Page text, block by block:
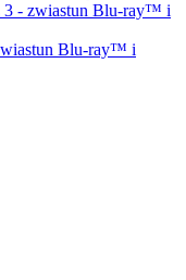
- zwiastun Blu-ray™ i
Blu-ray™ i